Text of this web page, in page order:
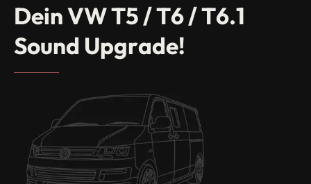
DeinVWT5/T6/T6.1
Sound Upgrade!